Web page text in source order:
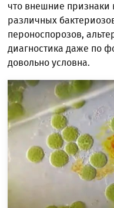
что внешние признаки
различных
пероноспорозов,
диагностика даже по
довольно условна.